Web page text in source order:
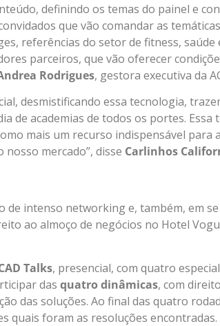
definindo os temas do painel e
que vão comandar as
referências do setor de fitness, saúde
parceiros, que vão oferecer
Rodrigues, gestora executiva da
desmistificando essa tecnologia,
de academias de todos os portes. Essa
mais um recurso indispensável para
nosso mercado”, disse Carlinhos
intenso networking e, também, em
ao almoço de negócios no Hotel
Talks, presencial, com quatro
das quatro dinâmicas, com
das soluções. Ao final das quatro
foram as resoluções encontradas.